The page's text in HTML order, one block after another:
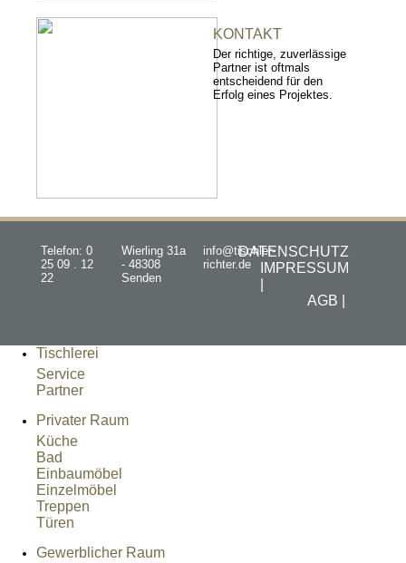
KONTAKT
Der richtige, zuverlässige
Partner ist oftmals
entscheidend für den
Erfolg eines Projektes.
Telefon: 0
25 09 . 12
22
Wierling 31a
- 48308
Senden
info@tischler-
richter.de
DATENSCHUTZ
IMPRESSUM
AGB |
Tischlerei
Service
Partner
Privater Raum
Küche
Bad
Einbaumöbel
Einzelmöbel
Treppen
Türen
Gewerblicher Raum